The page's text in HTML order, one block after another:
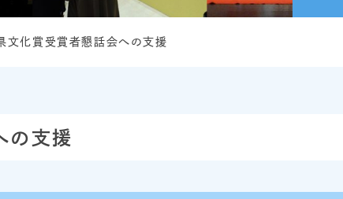
文化賞受賞者懇話会への支援
の支援